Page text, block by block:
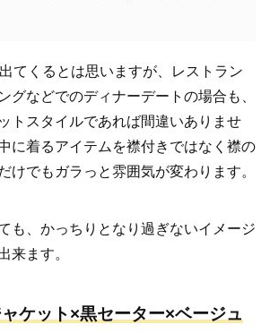
てくるとは思いますが、レストラン
グなどでのディナーデートの場合も、
トスタイルであれば間違いありませ
に着るアイテムを襟付きではなく襟の
けでもガラっと雰囲気が変わります。
も、かっちりとなり過ぎないイメージ
来ます。
ケット×黒セーター×ベージュ